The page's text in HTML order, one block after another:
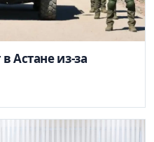
Астане из-за